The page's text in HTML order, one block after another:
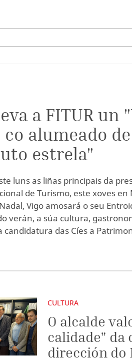
a FITUR un
alumeado
estrela"
luns as liñas principais da
de Turismo, este xoves en
Vigo amosará o seu
verán, a súa cultura,
candidatura das Cíes a
CULTURA
O alcalde
calidade" da
dirección do